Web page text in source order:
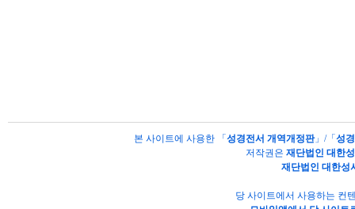
본 사이트에 사용한 「 성경전서 개역개정판」/「 성
저작권은 재단법인 대한
재단법인 대한성
당 사이트에서 사용하는 컨